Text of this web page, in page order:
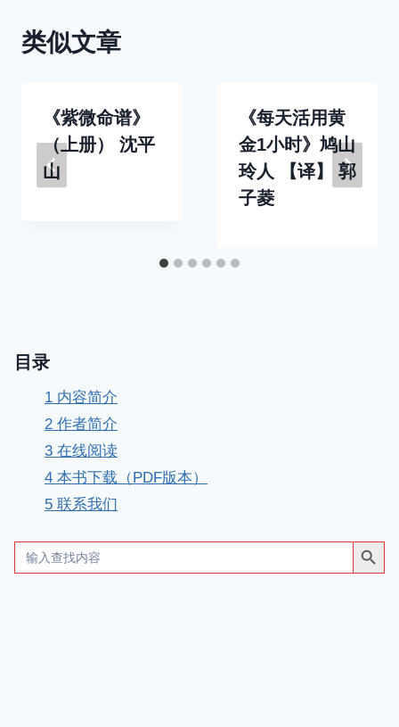
类似文章
《紫微命谱》
（上册） 沈平
山
《每天活用黄
金1小时》鸠山
玲人 【译】 郭
子菱
目录
1 内容简介
2 作者简介
3 在线阅读
4 本书下载（PDF版本）
5 联系我们
Search
for:
搜索按钮